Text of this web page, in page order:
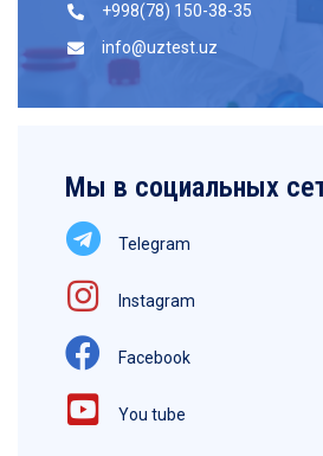
+998(78) 150-38-35
info@uztest.uz
Мы в социальных
Telegram
Instagram
Facebook
You tube